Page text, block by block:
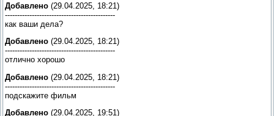
Добавлено (29.04.2025, 18:21)
---------------------------------------------
как ваши дела?
Добавлено (29.04.2025, 18:21)
---------------------------------------------
отлично хорошо
Добавлено (29.04.2025, 18:21)
---------------------------------------------
подскажите фильм
Добавлено (29.04.2025, 19:51)